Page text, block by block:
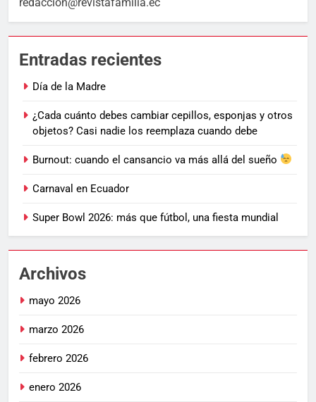
Entradas recientes
Día de la Madre
¿Cada cuánto debes cambiar cepillos, esponjas y otros
objetos? Casi nadie los reemplaza cuando debe
Burnout: cuando el cansancio va más allá del sueño
Carnaval en Ecuador
Super Bowl 2026: más que fútbol, una fiesta mundial
Archivos
mayo 2026
marzo 2026
febrero 2026
enero 2026